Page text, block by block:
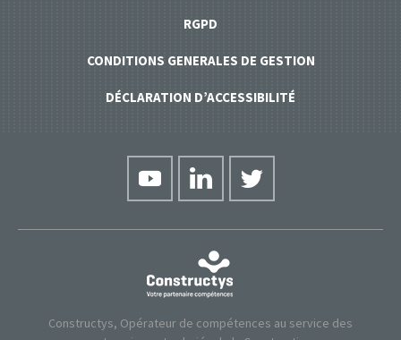
RGPD
CONDITIONS GENERALES DE GESTION
DÉCLARATION D’ACCESSIBILITÉ
Constructys, Opérateur de compétences au service des